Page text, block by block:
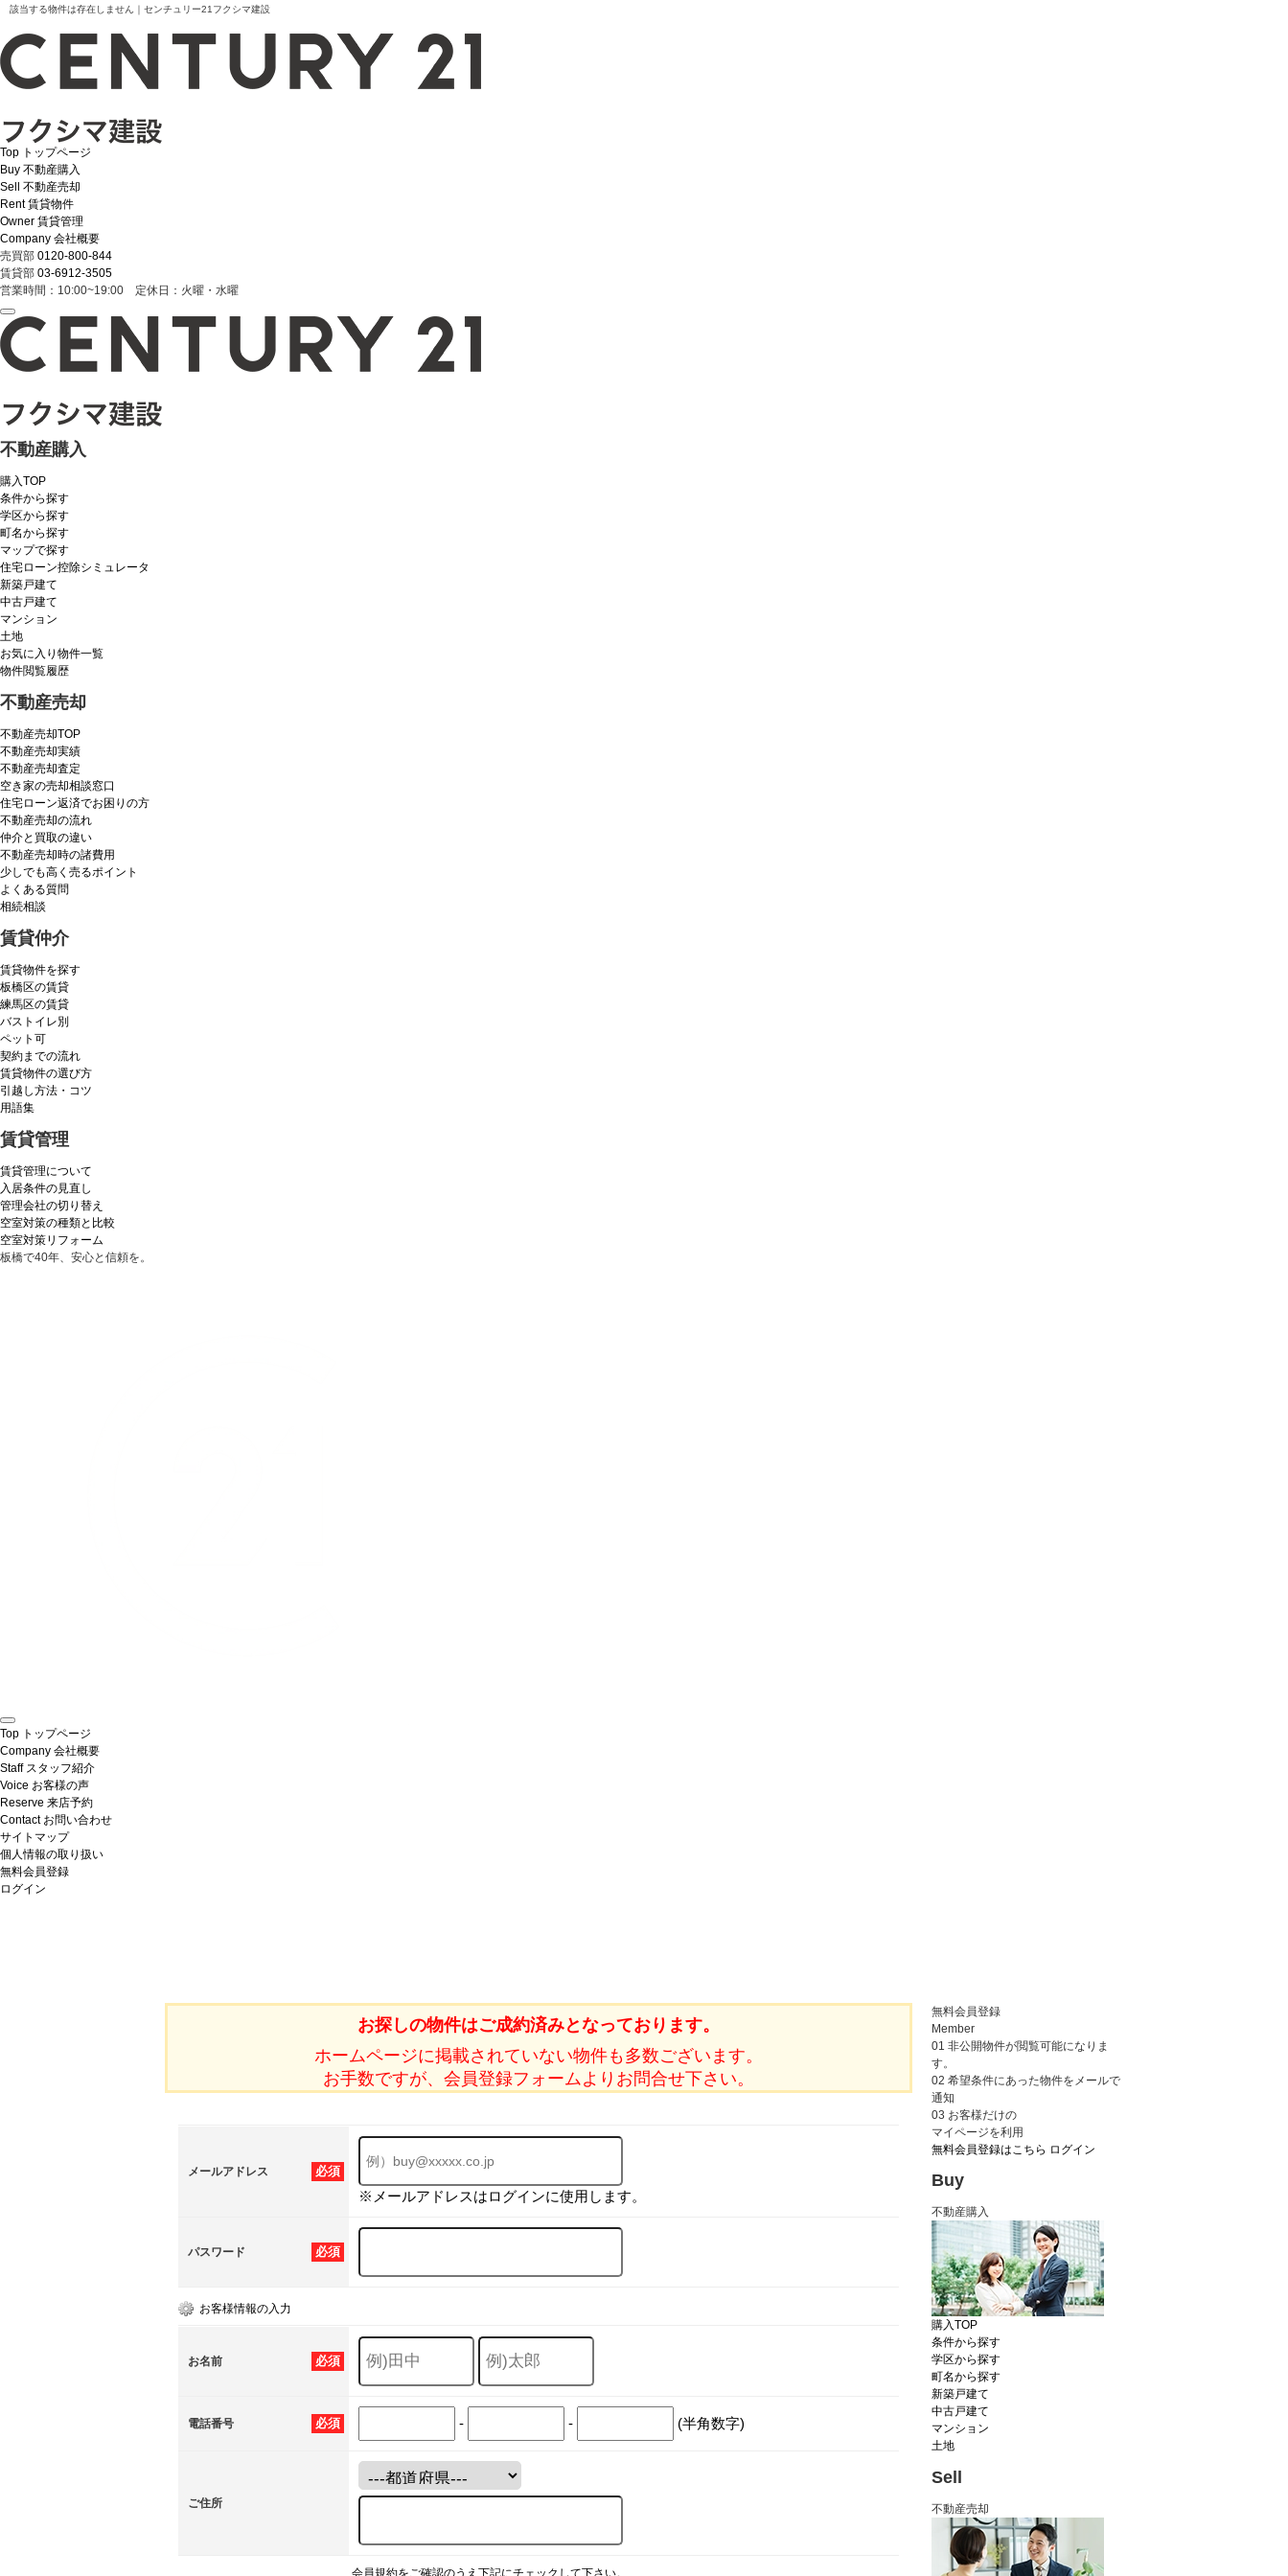
該当する物件は存在しません｜センチュリー21フクシマ建設
Top トップページ
Buy 不動産購入
Sell
不動産売却
Rent 賃貸物件
Owner 賃貸管理
Company 会社概要
売買部 0120-800-844
賃貸部 03-6912-3505
営業時間：10:00~19:00 定休日：火曜・水曜
不動産購入
購入TOP
条件から探す
学区から探す
町名から探す
マップで探す
住宅ローン控除シミュレータ
新築戸建て
中古戸建て
マンション
土地
お気に入り物件一覧
物件閲覧履歴
不動産売却
不動産売却TOP
不動産売却実績
不動産売却査定
空き家の売却相談窓口
住宅ローン返済でお困りの方
不動産売却の流れ
仲介と買取の違い
不動産売却時の諸費用
少しでも高く売るポイント
よくある質問
相続相談
賃貸仲介
賃貸物件を探す
板橋区の賃貸
練馬区の賃貸
バストイレ別
ペット可
契約までの流れ
賃貸物件の選び方
引越し方法・コツ
用語集
賃貸管理
賃貸管理について
入居条件の見直し
管理会社の切り替え
空室対策の種類と比較
空室対策リフォーム
板橋で40年、安心と信頼を。
Top トップページ
Company 会社概要
Staff スタッフ紹介
Voice お客様の声
Reserve 来店予約
Contact お問い合わせ
サイトマップ
個人情報の取り扱い
無料会員登録
ログイン
お探しの物件はご成約済みとなっております。
ホームページに掲載されていない物件も多数ございます。
お手数ですが、会員登録フォームよりお問合せ下さい。
必須
メールアドレス
※メールアドレスはログインに使用します。
必須
パスワード
お客様情報の入力
必須
お名前
必須
電話番号 - - (半角数字)
ご住所
会員規約をご確認のうえ下記にチェックして下さい。
無料会員登録
Member
01 非公開物件が閲覧可能になりま
す。
02 希望条件にあった物件をメールで
通知
03 お客様だけの
マイページを利用
無料会員登録はこちら ログイン
Buy
不動産購入
購入TOP
条件から探す
学区から探す
町名から探す
新築戸建て
中古戸建て
マンション
土地
Sell
不動産売却